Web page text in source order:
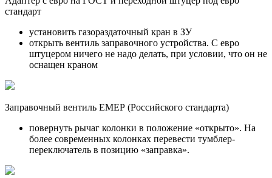
стандарт
установить газораздаточный кран в ЗУ
открыть вентиль заправочного устройства. С евро
штуцером ничего не надо делать, при условии, что он не
оснащен краном
Заправочный вентиль ЕМЕР (Российского стандарта)
повернуть рычаг колонки в положение «открыто». На
более современных колонках перевести тумблер-
переключатель в позицию «заправка».